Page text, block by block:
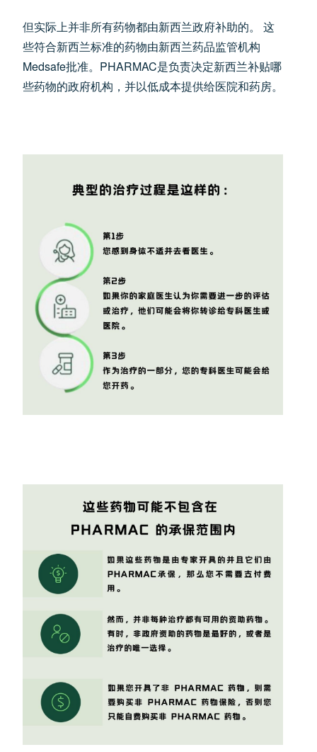
但实际上并非所有药物都由新西兰政府补助的。 这
些符合新西兰标准的药物由新西兰药品监管机构
Medsafe批准。PHARMAC是负责决定新西兰补贴哪
些药物的政府机构，并以低成本提供给医院和药房。